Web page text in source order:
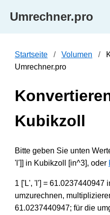
Umrechner.pro
Startseite Volumen
Umrechner.pro
Kubikzoll
Bitte geben Sie unten
'l']] in Kubikzoll [in^3], oder
1 ['L', 'l'] = 61.0237440947
umzurechnen,
61.0237440947; für die